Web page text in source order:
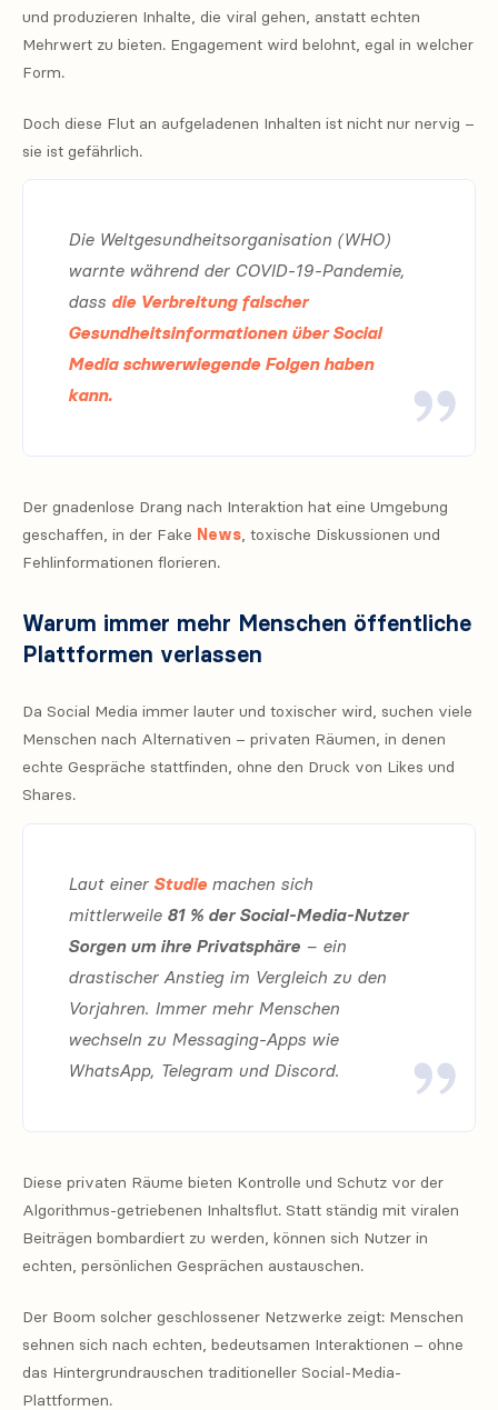
und produzieren Inhalte, die viral gehen, anstatt echten
Mehrwert zu bieten. Engagement wird belohnt, egal in welcher
Form.
Doch diese Flut an aufgeladenen Inhalten ist nicht nur nervig –
sie ist gefährlich.
Die Weltgesundheitsorganisation (WHO)
warnte während der COVID-19-Pandemie,
dass die Verbreitung falscher
Gesundheitsinformationen über Social
Media schwerwiegende Folgen haben
kann.
Der gnadenlose Drang nach Interaktion hat eine Umgebung
geschaffen, in der Fake News, toxische Diskussionen und
Fehlinformationen florieren.
Warum immer mehr Menschen öffentliche
Plattformen verlassen
Da Social Media immer lauter und toxischer wird, suchen viele
Menschen nach Alternativen – privaten Räumen, in denen
echte Gespräche stattfinden, ohne den Druck von Likes und
Shares.
Laut einer Studie machen sich
mittlerweile 81 % der Social-Media-Nutzer
Sorgen um ihre Privatsphäre – ein
drastischer Anstieg im Vergleich zu den
Vorjahren. Immer mehr Menschen
wechseln zu Messaging-Apps wie
WhatsApp, Telegram und Discord.
Diese privaten Räume bieten Kontrolle und Schutz vor der
Algorithmus-getriebenen Inhaltsflut. Statt ständig mit viralen
Beiträgen bombardiert zu werden, können sich Nutzer in
echten, persönlichen Gesprächen austauschen.
Der Boom solcher geschlossener Netzwerke zeigt: Menschen
sehnen sich nach echten, bedeutsamen Interaktionen – ohne
das Hintergrundrauschen traditioneller Social-Media-
Plattformen.